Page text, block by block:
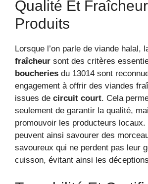
Qualité Et
Produits
Lorsque l’on parle de viande halal,
fraîcheur sont des critères
boucheries du 13014 sont
engagement à offrir des viandes
issues de circuit court. Cela
seulement de garantir la qualité,
promouvoir les producteurs
peuvent ainsi savourer des
savoureux qui ne perdent pas leur
cuisson, évitant ainsi les